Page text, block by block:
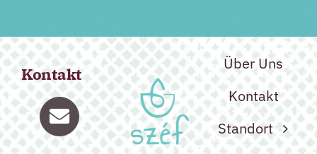
Kontakt
Über Uns
Kontakt
Standort